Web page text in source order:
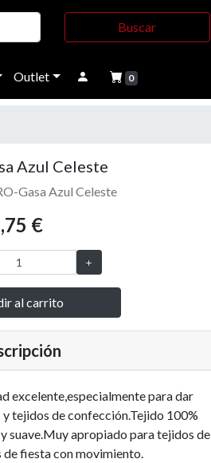
Buscar
Outlet 0
Azul Celeste
Gasa Azul Celeste
€
al carrito
excelente,especialmente para dar
tejidos de confección.Tejido 100%
suave.Muy apropiado para tejidos de
fiesta con movimiento.